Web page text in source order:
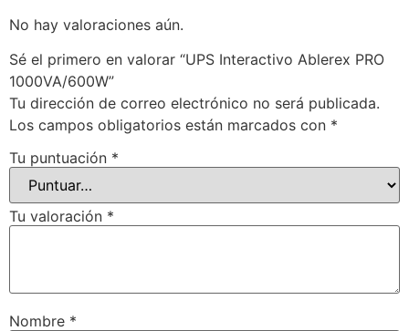
No hay valoraciones aún.
Sé el primero en valorar “UPS Interactivo Ablerex PRO
1000VA/600W”
Tu dirección de correo electrónico no será publicada.
Los campos obligatorios están marcados con *
Tu puntuación *
Tu valoración *
Nombre *